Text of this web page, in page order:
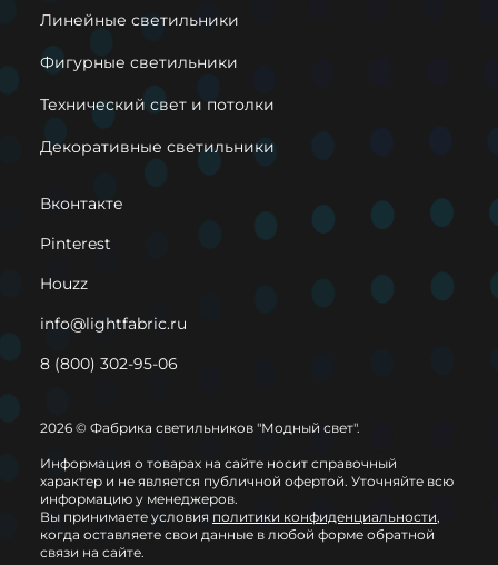
Линейные светильники
Фигурные светильники
Технический свет и потолки
Декоративные светильники
Вконтакте
Pinterest
Houzz
info@lightfabric.ru
8 (800) 302-95-06
2026 © Фабрика светильников "Модный свет".
Информация о товарах на сайте носит справочный
характер и не является публичной офертой. Уточняйте всю
информацию у менеджеров.
Вы принимаете условия политики конфиденциальности,
когда оставляете свои данные в любой форме обратной
связи на сайте.